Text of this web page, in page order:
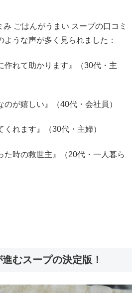
ごはんがうまい スープの口コミ
ような声が多く見られました：
作れて助かります』（30代・主
のが嬉しい』（40代・会社員）
くれます』（30代・主婦）
た時の救世主』（20代・一人暮ら
むスープの決定版！